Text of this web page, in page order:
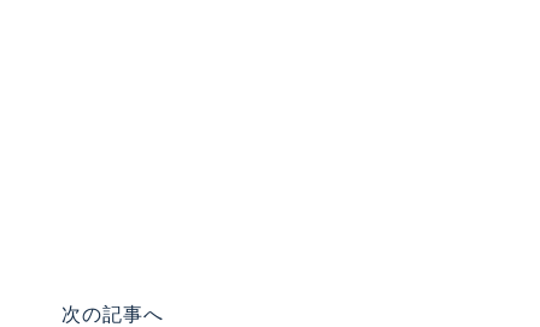
次の記事へ